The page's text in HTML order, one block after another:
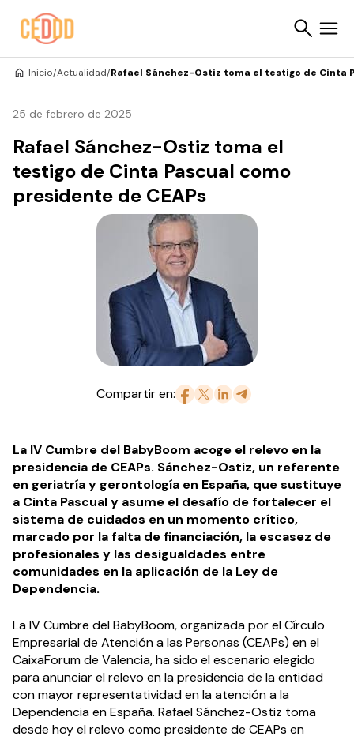
Inicio/Actualidad/Rafael Sánchez-Ostiz toma el testigo de Cinta
25 de febrero de 2025
Rafael Sánchez-Ostiz toma el
testigo de Cinta Pascual como
presidente de CEAPs
Compartir en:
La IV Cumbre del BabyBoom acoge el relevo en la
presidencia de CEAPs. Sánchez-Ostiz, un referente
en geriatría y gerontología en España, que sustituye
a Cinta Pascual y asume el desafío de fortalecer el
sistema de cuidados en un momento crítico,
marcado por la falta de financiación, la escasez de
profesionales y las desigualdades entre
comunidades en la aplicación de la Ley de
Dependencia.
La IV Cumbre del BabyBoom, organizada por el Círculo
Empresarial de Atención a las Personas (CEAPs) en el
CaixaForum de Valencia, ha sido el escenario elegido
para anunciar el relevo en la presidencia de la entidad
con mayor representatividad en la atención a la
Dependencia en España. Rafael Sánchez-Ostiz toma
desde hoy el relevo como presidente de CEAPs en